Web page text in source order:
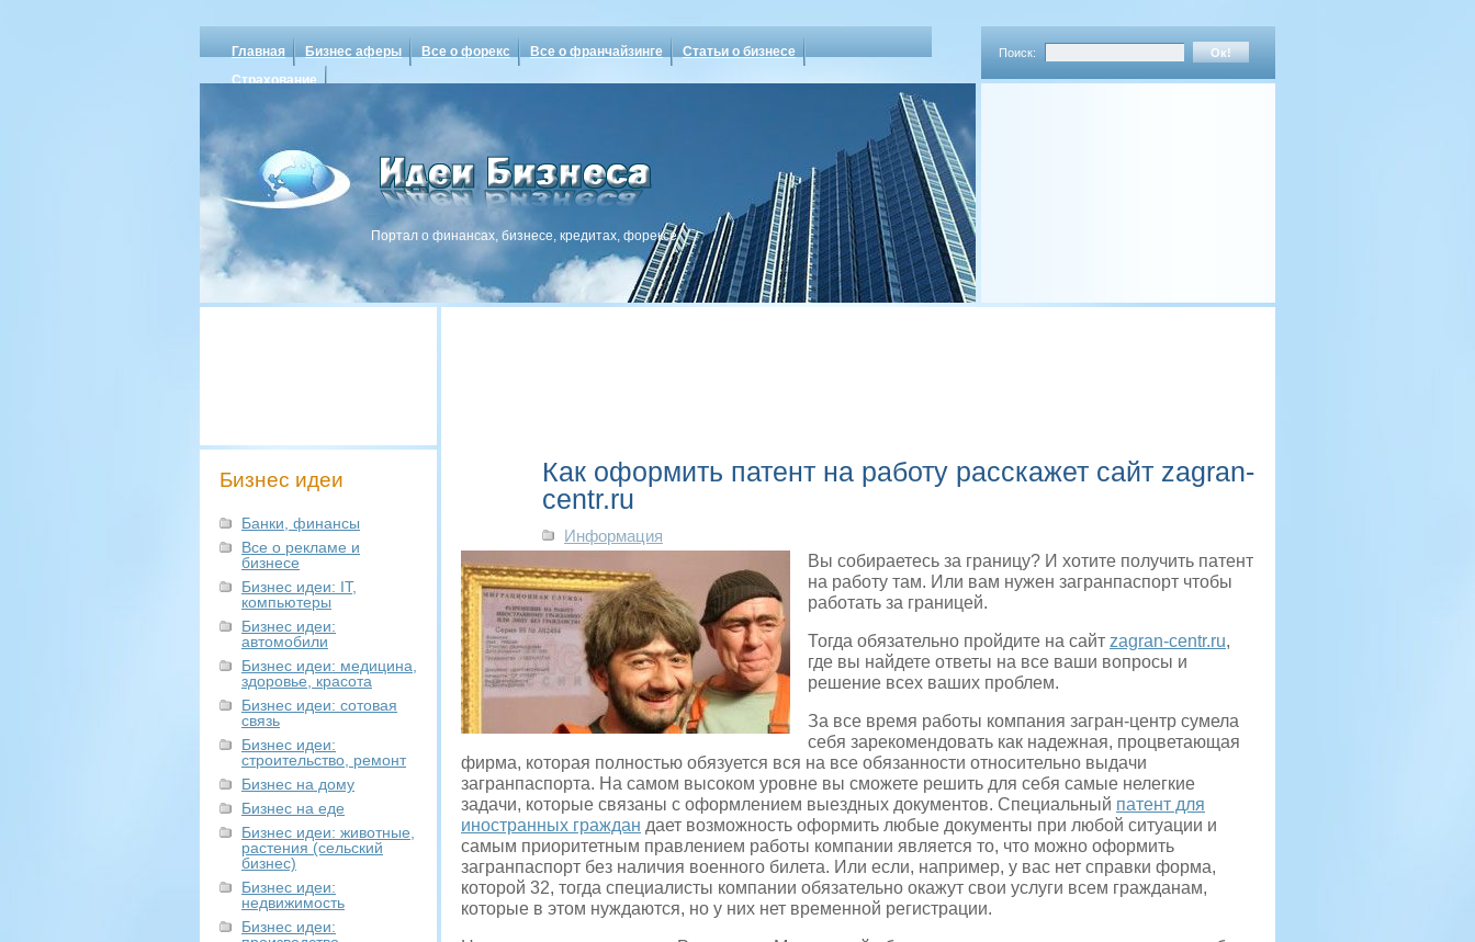
Главная Бизнес аферы Все о форекс Все о франчайзинге
Статьи о бизнесе
Страхование
Поиск:
Портал о финансах, бизнесе, кредитах, форексе
Бизнес идеи
Банки, финансы
Все о рекламе и
бизнесе
Бизнес идеи: IT,
компьютеры
Бизнес идеи:
автомобили
Бизнес идеи: медицина,
здоровье, красота
Бизнес идеи: сотовая
связь
Бизнес идеи:
строительство, ремонт
Бизнес на дому
Бизнес на еде
Бизнес идеи: животные,
растения (сельский
бизнес)
Бизнес идеи:
недвижимость
Бизнес идеи:
Как оформить патент на работу расскажет сайт zagran-
centr.ru
Информация
Вы собираетесь за границу? И хотите получить патент
на работу там. Или вам нужен загранпаспорт чтобы
работать за границей.
Тогда обязательно пройдите на сайт zagran-centr.ru,
где вы найдете ответы на все ваши вопросы и
решение всех ваших проблем.
За все время работы компания загран-центр сумела
себя зарекомендовать как надежная, процветающая
фирма, которая полностью обязуется вся на все обязанности относительно выдачи
загранпаспорта. На самом высоком уровне вы сможете решить для себя самые нелегкие
задачи, которые связаны с оформлением выездных документов. Специальный патент для
иностранных граждан дает возможность оформить любые документы при любой ситуации и
самым приоритетным правлением работы компании является то, что можно оформить
загранпаспорт без наличия военного билета. Или если, например, у вас нет справки форма,
которой 32, тогда специалисты компании обязательно окажут свои услуги всем гражданам,
которые в этом нуждаются, но у них нет временной регистрации.